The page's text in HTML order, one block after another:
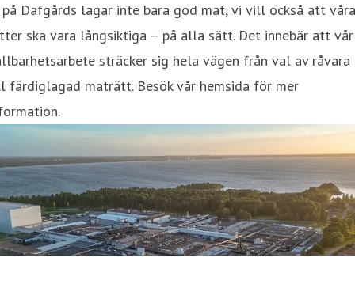
på Dafgårds lagar inte bara god mat, vi vill också att våra
ska vara långsiktiga – på alla sätt. Det innebär att
sträcker sig hela vägen från val av råvara
färdiglagad maträtt. Besök vår hemsida för mer